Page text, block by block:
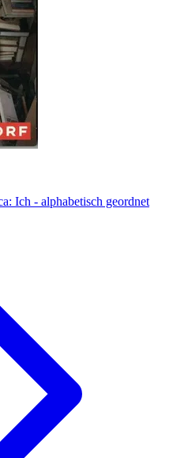
Ich - alphabetisch geordnet